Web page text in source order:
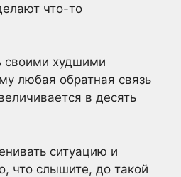
что-то
своими худшими
любая обратная связь
в десять
ситуацию и
что слышите, до такой